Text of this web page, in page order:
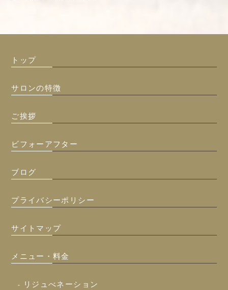
トップ
サロンの特徴
ご挨拶
ビフォーアフター
ブログ
プライバシーポリシー
サイトマップ
メニュー・料金
- リジュべネーション